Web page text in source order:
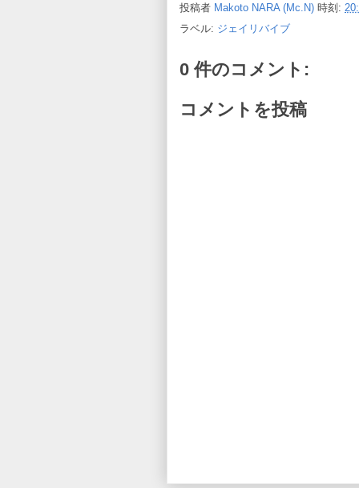
投稿者 Makoto NARA (Mc.N) 時刻:
ラベル: ジェイリバイブ
0 件のコメント:
コメントを投稿